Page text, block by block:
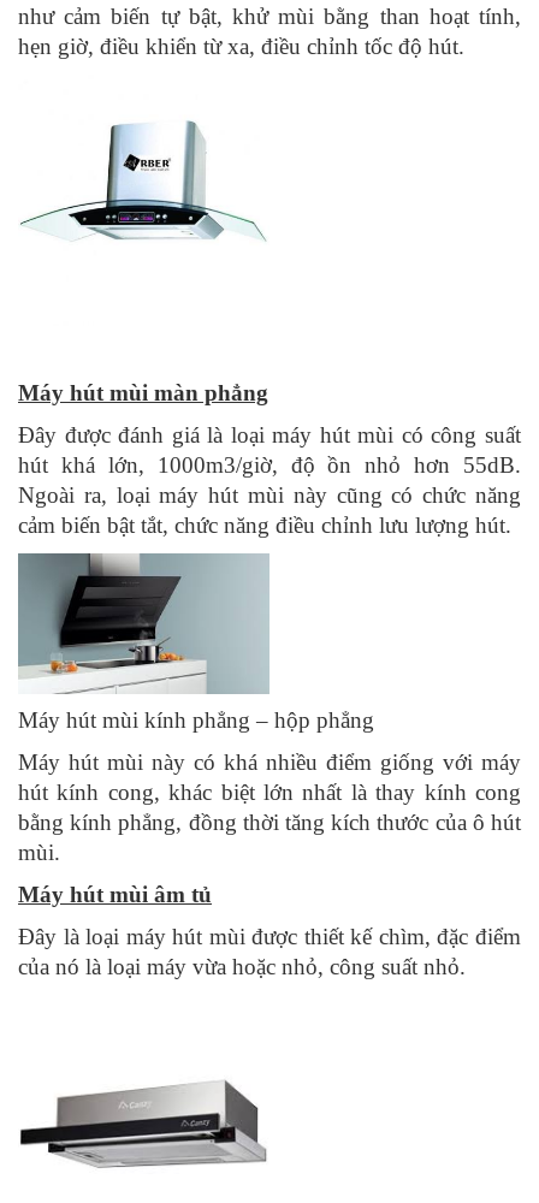
như cảm biến tự bật, khử mùi bằng than hoạt tính,
hẹn giờ, điều khiển từ xa, điều chỉnh tốc độ hút.
Máy hút mùi màn phẳng
Đây được đánh giá là loại máy hút mùi có công suất
hút khá lớn, 1000m3/giờ, độ ồn nhỏ hơn 55dB.
Ngoài ra, loại máy hút mùi này cũng có chức năng
cảm biến bật tắt, chức năng điều chỉnh lưu lượng hút.
Máy hút mùi kính phẳng – hộp phẳng
Máy hút mùi này có khá nhiều điểm giống với máy
hút kính cong, khác biệt lớn nhất là thay kính cong
bằng kính phẳng, đồng thời tăng kích thước của ô hút
mùi.
Máy hút mùi âm tủ
Đây là loại máy hút mùi được thiết kế chìm, đặc điểm
của nó là loại máy vừa hoặc nhỏ, công suất nhỏ.